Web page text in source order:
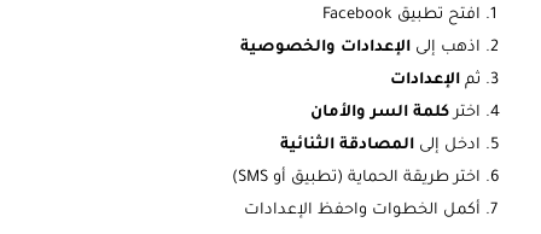
افتح تطبيق Facebook
اذهب إلى الإعدادات والخصوصية
ثم الإعدادات
اختركلمة السر والأمان
ادخل إلى المصادقة الثنائية
اختر طريقة الحماية (تطبيق أو SMS)
أكمل الخطوات واحفظ الإعدادات